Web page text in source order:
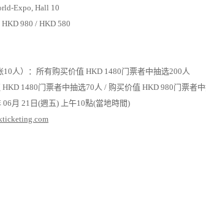
Expo, Hall 10
HKD 980 / HKD 580
10 人 ）： 所有购买价值 HKD 1480门票者中抽选200 人
HKD 1480门票者中抽选70 人 / 购买价值 HKD 980门票者
06 月 21 日 (週五) 上午10點(當地時間)